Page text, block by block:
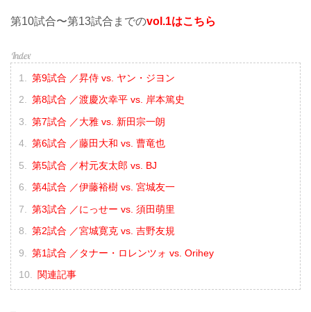
第10試合〜第13試合までのvol.1はこちら
第9試合 ／昇侍 vs. ヤン・ジヨン
第8試合 ／渡慶次幸平 vs. 岸本篤史
第7試合 ／大雅 vs. 新田宗一朗
第6試合 ／藤田大和 vs. 曹竜也
第5試合 ／村元友太郎 vs. BJ
第4試合 ／伊藤裕樹 vs. 宮城友一
第3試合 ／にっせー vs. 須田萌里
第2試合 ／宮城寛克 vs. 吉野友規
第1試合 ／タナー・ロレンツォ vs. Orihey
関連記事